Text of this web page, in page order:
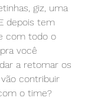
giz, uma
depois tem
com todo o
você
a retomar os
contribuir
o time?